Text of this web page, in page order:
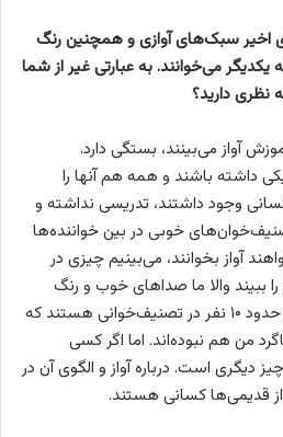
اخیر سبک‌های آوازی و همچنین رنگ
می‌خوانند. به عبارتی غیر از شما
نظری دارید؟
آواز می‌بینند، بستگی دارد.
داشته باشند و همه هم آنها را
وجود داشتند، تدریسی نداشته و
خوبی در بین خواننده‌ها
آواز بخوانند، می‌بینیم چیزی در
را ببیند والا ما صداهای خوب و رنگ
صداهای خوب کم نداریم. الان حدود ۱۰ نفر در تصنیف‌خوانی هستند که
من هم نبوده‌اند. اما اگر کسی
دیگری است. درباره آواز و الگوی آن در
از قدیمی‌ها کسانی هستند.